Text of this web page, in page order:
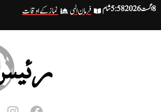
8 اگست 2026 5:58 شام فرمان الہی نماز کے اوقات